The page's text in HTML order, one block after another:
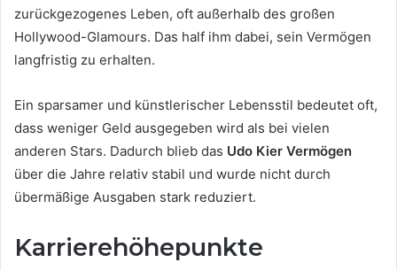
zurückgezogenes Leben, oft außerhalb des großen
Hollywood-Glamours. Das half ihm dabei, sein Vermögen
langfristig zu erhalten.
Ein sparsamer und künstlerischer Lebensstil bedeutet oft,
dass weniger Geld ausgegeben wird als bei vielen
anderen Stars. Dadurch blieb das Udo Kier Vermögen
über die Jahre relativ stabil und wurde nicht durch
übermäßige Ausgaben stark reduziert.
Karrierehöhepunkte